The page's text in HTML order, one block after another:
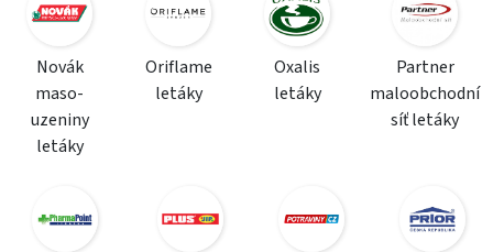
Novák
maso-
uzeniny
letáky
Oriflame
letáky
Oxalis
letáky
Partner
maloobchodní
síť letáky